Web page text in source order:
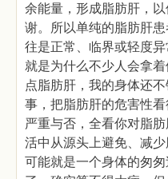
余能量，形成脂肪肝，
谢。所以单纯的脂肪肝
往是正常、临界或轻度
就是为什么不少人会拿
点脂肪肝，我的身体还
事，把脂肪肝的危害性
严重与否，全看你对脂
活中从源头上避免、减
可能就是一个身体的匆